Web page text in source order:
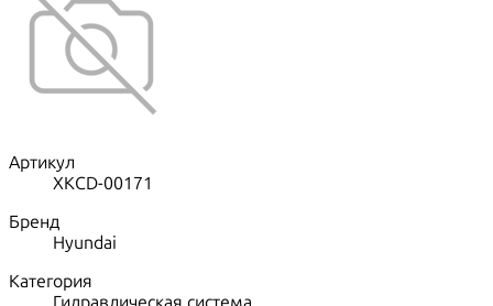
Артикул
XKCD-00171
Бренд
Hyundai
Категория